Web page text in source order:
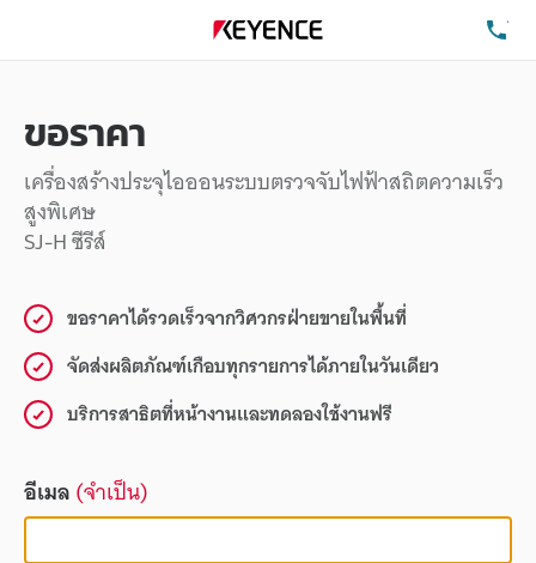
ขอราคา
เครื่องสร้างประจุไอออนระบบตรวจจับไฟฟ้าสถิตความเร็ว
สูงพิเศษ
SJ-H ซีรีส์
ขอราคาได้รวดเร็วจากวิศวกรฝ่ายขายในพื้นที่
จัดส่งผลิตภัณฑ์เกือบทุกรายการได้ภายในวันเดียว
บริการสาธิตที่หน้างานและทดลองใช้งานฟรี
อีเมล(จำเป็น)